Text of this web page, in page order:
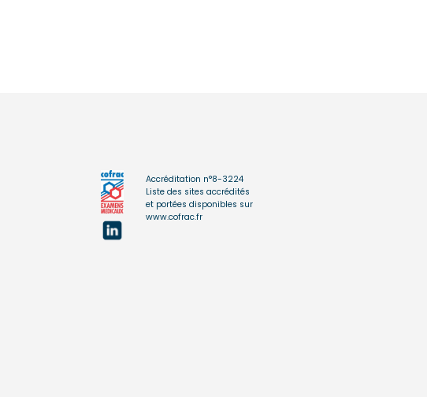
Accréditation n°8-3224
Liste des sites accrédités
et portées disponibles sur
www.cofrac.fr